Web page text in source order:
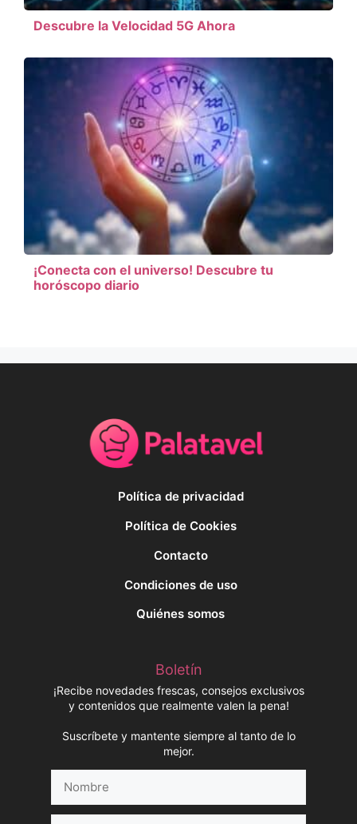
Descubre la Velocidad 5G Ahora
¡Conecta con el universo! Descubre tu
horóscopo diario
Política de privacidad
Política de Cookies
Contacto
Condiciones de uso
Quiénes somos
Boletín
¡Recibe novedades frescas, consejos exclusivos
y contenidos que realmente valen la pena!
Suscríbete y mantente siempre al tanto de lo
mejor.